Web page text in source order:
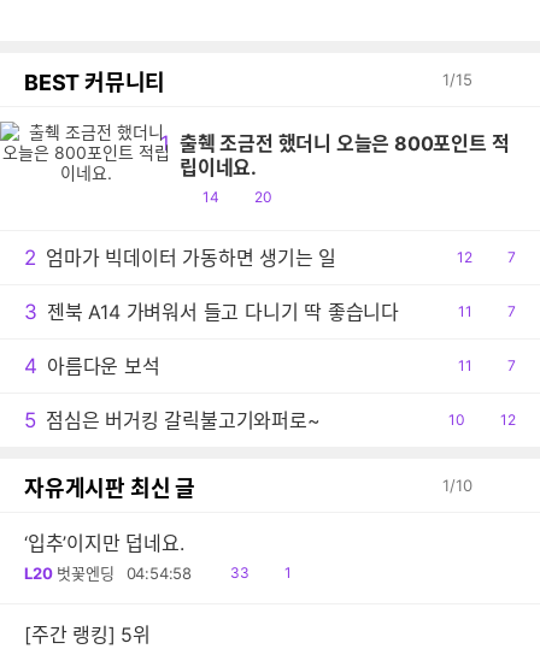
BEST 커뮤니티 1/15
1 출췍 조금전 했더니 오늘은 800포인트 적
립이네요.
공
14
댓
20
2 엄마가 빅데이터 가동하면 생기는 일
공
12
댓
7
3 젠북 A14 가벼워서 들고 다니기 딱 좋습니다
공
11
댓
7
4 아름다운 보석
공
11
댓
7
5 점심은 버거킹 갈릭불고기와퍼로~
공
10
댓
12
자유게시판 최신 글 1/10
‘입추’이지만 덥네요.
L20 벗꽃엔딩 04:54:58
읽
33
공1
[주간 랭킹] 5위